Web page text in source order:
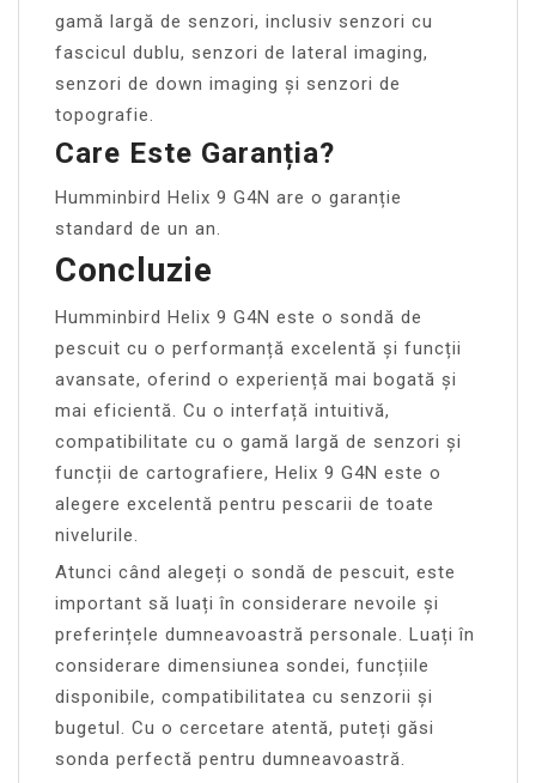
gamă largă de senzori, inclusiv senzori cu
fascicul dublu, senzori de lateral imaging,
senzori de down imaging și senzori de
topografie.
Care Este Garanția?
Humminbird Helix 9 G4N are o garanție
standard de un an.
Concluzie
Humminbird Helix 9 G4N este o sondă de
pescuit cu o performanță excelentă și funcții
avansate, oferind o experiență mai bogată și
mai eficientă. Cu o interfață intuitivă,
compatibilitate cu o gamă largă de senzori și
funcții de cartografiere, Helix 9 G4N este o
alegere excelentă pentru pescarii de toate
nivelurile.
Atunci când alegeți o sondă de pescuit, este
important să luați în considerare nevoile și
preferințele dumneavoastră personale. Luați în
considerare dimensiunea sondei, funcțiile
disponibile, compatibilitatea cu senzorii și
bugetul. Cu o cercetare atentă, puteți găsi
sonda perfectă pentru dumneavoastră.